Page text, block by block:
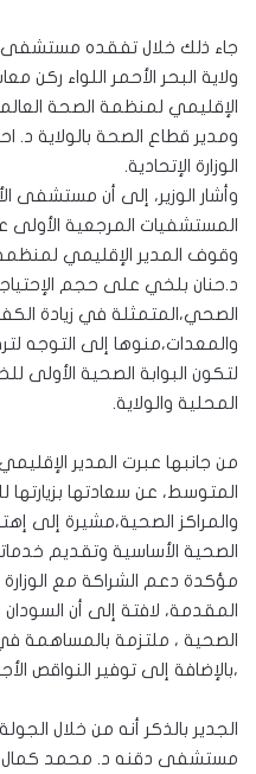
جاء ذلك خلال تفقده مستشفى
ولاية البحر الأحمر اللواء
الإقليمي لمنظمة الصحة
ومدير قطاع الصحة بالولاية د.
الوزارة الإتحادية.
وأشار الوزير، إلى أن مستشفى
المستشفيات المرجعية الأولى
وقوف المدير الإقليمي
د.حنان بلخي على حجم
الصحي،المتمثلة في زيادة
والمعدات،منوها إلى التوجه
لتكون البوابة الصحية
المحلية والولاية.
من جانبها عبرت المدير
المتوسط، عن سعادتها
والمراكز الصحية،مشيرة إلى
الصحية الأساسية وتقديم
مؤكدة دعم الشراكة مع
المقدمة، لافتة إلى أن السودان
الصحية ، ملتزمة بالمساهمة
،بالإضافة إلى توفير النواقص
الجدير بالذكر أنه من خلال
مستشفى دقنه د. محمد كمال